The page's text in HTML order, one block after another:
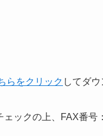
らをクリック してダ
ェックの上、FAX番号